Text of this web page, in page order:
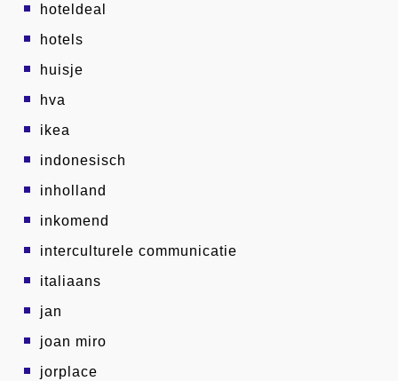
hoteldeal
hotels
huisje
hva
ikea
indonesisch
inholland
inkomend
interculturele communicatie
italiaans
jan
joan miro
jorplace